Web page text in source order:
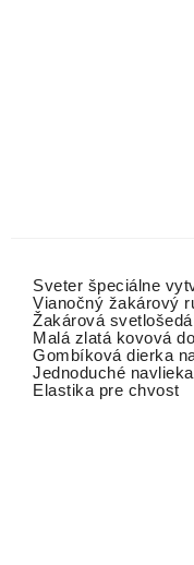
Sveter špeciálne
Vianočný žakárový
Žakárová
Malá zlatá kovová
Gombíková dierka
Jednoduché
Elastika pre chvost